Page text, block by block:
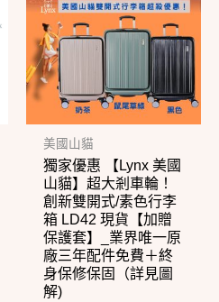
美國山貓
獨家優惠 【Lynx 美國
山貓】超大剎車輪！
創新雙開式/素色行李
箱 LD42 現貨【加贈
保護套】_業界唯一原
廠三年配件免費＋終
身保修保固（詳見圖
解)
品
有
多
種
款
可
在
產
品
頁